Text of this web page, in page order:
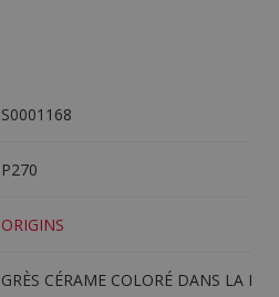
S0001168
P270
ORIGINS
GRÈS CÉRAME COLORÉ DANS LA